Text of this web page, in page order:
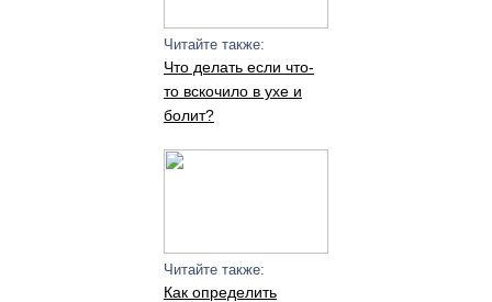
Читайте также:
Что делать если что-
то вскочило в ухе и
болит?
Читайте также:
Как определить